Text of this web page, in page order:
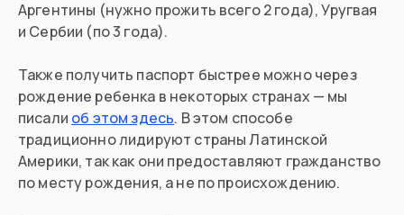
Аргентины (нужно прожить всего 2 года), Уругвая
и Сербии (по 3 года).
Также получить паспорт быстрее можно через
рождение ребенка в некоторых странах — мы
писали об этом здесь. В этом способе
традиционно лидируют страны Латинской
Америки, так как они предоставляют гражданство
по месту рождения, а не по происхождению.